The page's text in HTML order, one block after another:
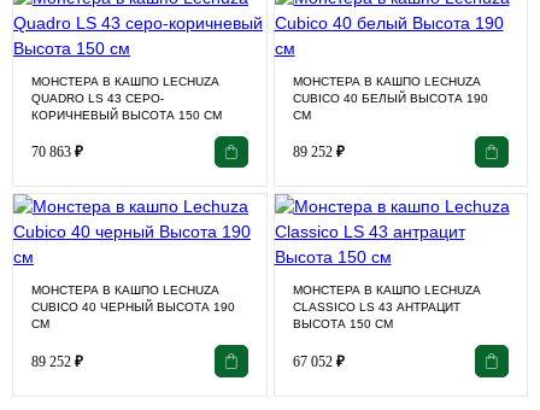
МОНСТЕРА В КАШПО LECHUZA
QUADRO LS 43 СЕРО-
КОРИЧНЕВЫЙ ВЫСОТА 150 СМ
70 863 ₽
МОНСТЕРА В КАШПО LECHUZA
CUBICO 40 БЕЛЫЙ ВЫСОТА 190
СМ
89 252 ₽
МОНСТЕРА В КАШПО LECHUZA
CUBICO 40 ЧЕРНЫЙ ВЫСОТА 190
СМ
89 252 ₽
МОНСТЕРА В КАШПО LECHUZA
СLASSICO LS 43 АНТРАЦИТ
ВЫСОТА 150 СМ
67 052 ₽